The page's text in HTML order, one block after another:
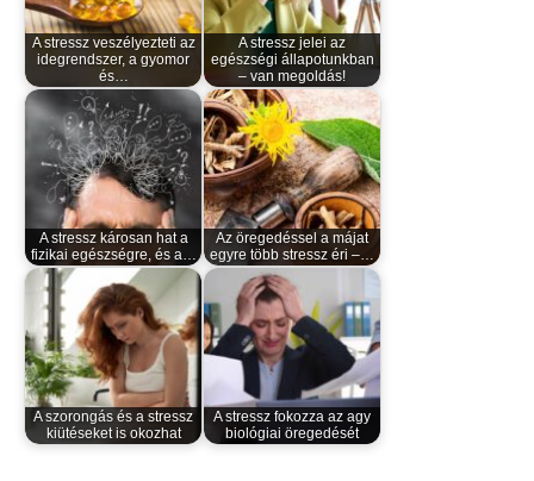
A stressz veszélyezteti az
idegrendszer, a gyomor
és…
A stressz jelei az
egészségi állapotunkban
– van megoldás!
A stressz károsan hat a
fizikai egészségre, és a…
Az öregedéssel a májat
egyre több stressz éri –…
A szorongás és a stressz
kiütéseket is okozhat
A stressz fokozza az agy
biológiai öregedését